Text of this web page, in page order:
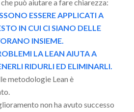
può aiutare a fare chiarezza:
ESSERE APPLICATI A
IN CUI CI SIANO DELLE
INSIEME.
LA LEAN AIUTA A
RIDURLI ED ELIMINARLI.
metodologie Lean è
non ha avuto successo